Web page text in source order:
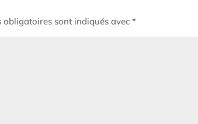
obligatoires sont indiqués avec*